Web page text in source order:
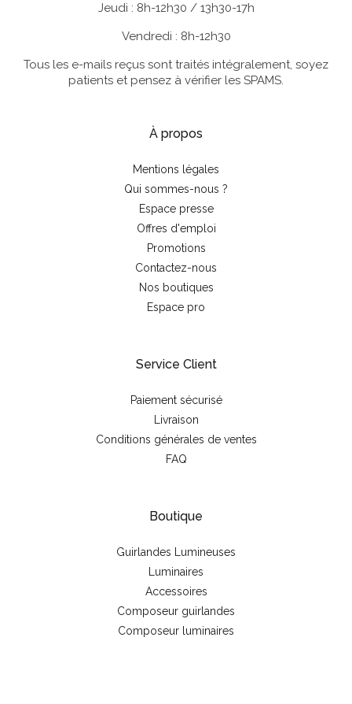
36 Avenue Albert de Mun 44600 SAINT
NAZAIRE 02 40 11 03 59
28 Rue Froide 14000 CAEN 02 31 50 13 00
2 Rue de la Pie 28000 Chartres 02 37 36 06 74
HEMISPHERE SUD BREST
105 Rue Pierre Jakez 29490 GUIPAVAS 02 98 41
HEMISPHERE SUD
74 avenue du grand sud 37170 Chambray les
Tours 02 47 22 45 90
GOURMANDISES ET BEAUX OBJETS
Jeudi : 8h-12h30 / 13h30-17h
Vendredi : 8h-12h30
Tous les e-mails reçus sont traités intégralement, soyez
patients et pensez à vérifier les SPAMS.
À propos
Mentions légales
Qui sommes-nous ?
Espace presse
Offres d'emploi
Promotions
Contactez-nous
Nos boutiques
Espace pro
Service Client
Paiement sécurisé
Livraison
Conditions générales de ventes
FAQ
Boutique
Guirlandes Lumineuses
Luminaires
Accessoires
Composeur guirlandes
Composeur luminaires